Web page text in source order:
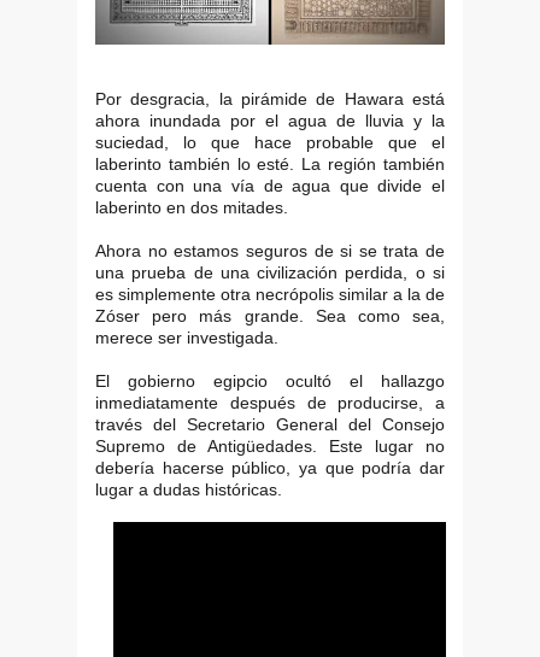
Por desgracia, la pirámide de Hawara está
ahora inundada por el agua de lluvia y la
suciedad, lo que hace probable que el
laberinto también lo esté. La región también
cuenta con una vía de agua que divide el
laberinto en dos mitades.
Ahora no estamos seguros de si se trata de
una prueba de una civilización perdida, o si
es simplemente otra necrópolis similar a la de
Zóser pero más grande. Sea como sea,
merece ser investigada.
El gobierno egipcio ocultó el hallazgo
inmediatamente después de producirse, a
través del Secretario General del Consejo
Supremo de Antigüedades. Este lugar no
debería hacerse público, ya que podría dar
lugar a dudas históricas.